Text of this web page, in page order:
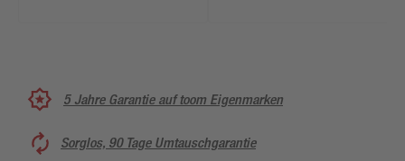
5 Jahre Garantie auf toom Eigenmarken
Sorglos, 90 Tage Umtauschgarantie